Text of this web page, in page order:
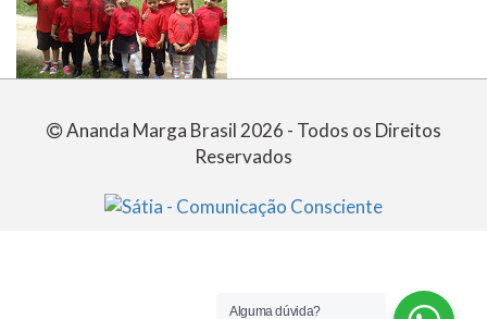
Ananda Marga Brasil 2026 - Todos os Direitos
Reservados
Alguma dúvida?